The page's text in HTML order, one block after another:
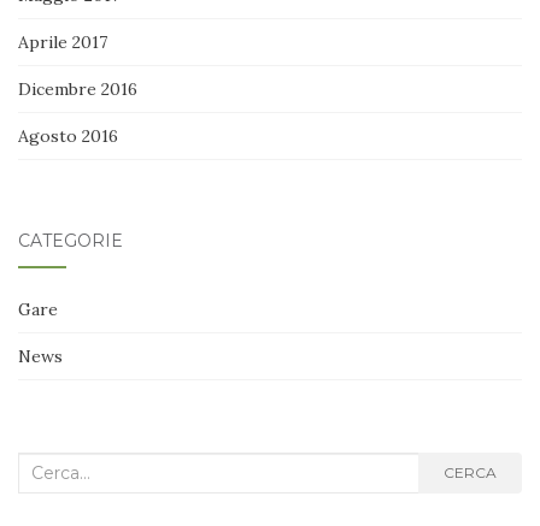
Aprile 2017
Dicembre 2016
Agosto 2016
CATEGORIE
Gare
News
Cerca
CERCA